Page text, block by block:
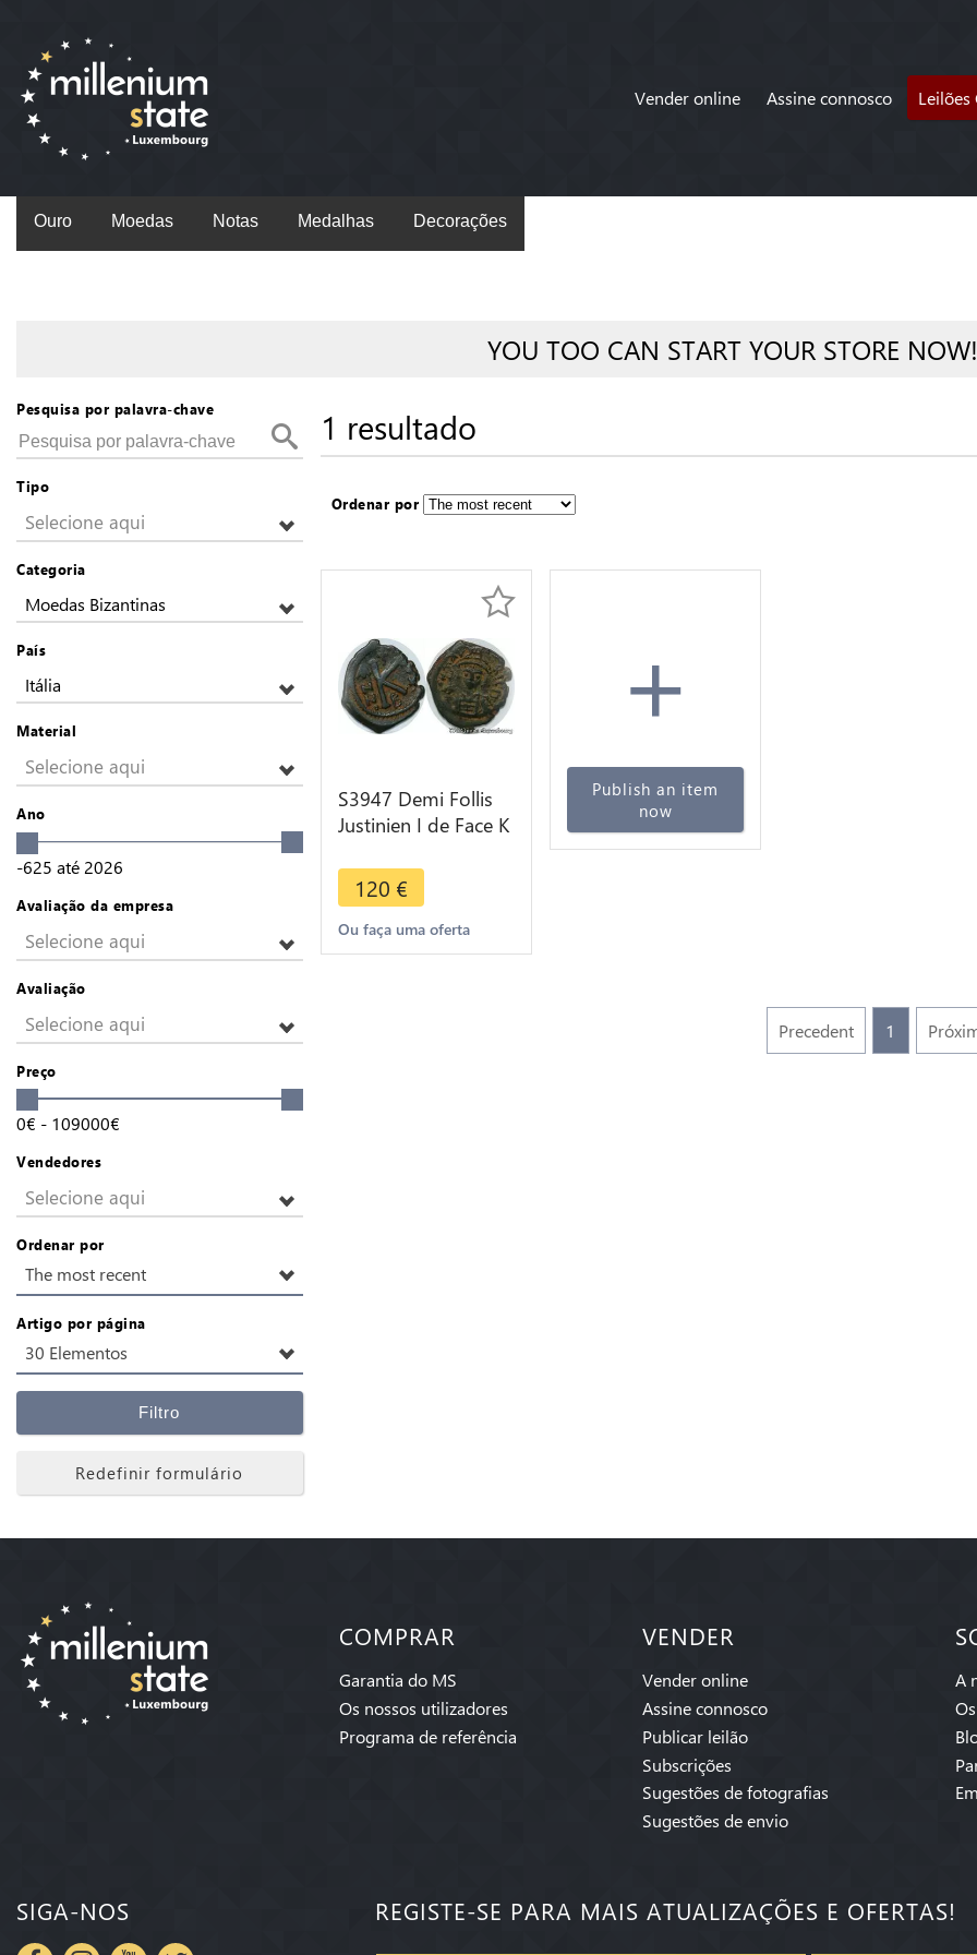
Vender online Assine connosco Leilões
Ouro Moedas Notas Medalhas Decorações
YOU TOO CAN START YOUR STORE NOW!
Pesquisa por palavra-chave
Tipo
Selecione aqui
Categoria
Moedas Bizantinas
País
Itália
Material
Selecione aqui
Ano
-625 até 2026
Avaliação da empresa
Selecione aqui
Avaliação
Selecione aqui
Preço
0€ - 109000€
Vendedores
Selecione aqui
Ordenar por
The most recent
Artigo por página
30 Elementos
Filtro
Redefinir formulário
1 resultado
Ordenar por
S3947 Demi Follis
Justinien I de Face K
482-565 B
120 €
Ou faça uma oferta
+
Publish an item
now
Precedent 1
COMPRAR
Garantia do MS
Os nossos utilizadores
Programa de referência
VENDER
Vender online
Assine connosco
Publicar leilão
Subscrições
Sugestões de fotografias
Sugestões de envio
A
SIGA-NOS REGISTE-SE PARA MAIS ATUALIZAÇÕES E OFERTAS!